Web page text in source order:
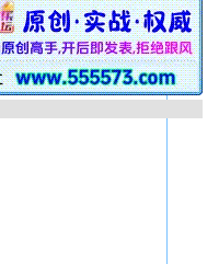
倒序阅读 使用道具